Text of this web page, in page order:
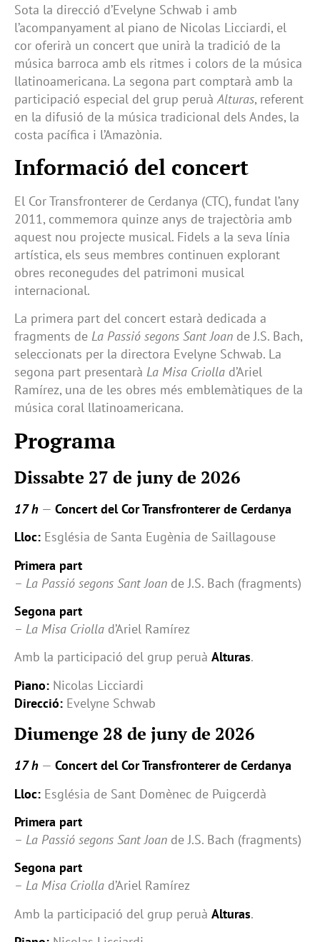
Sota la direcció d’Evelyne Schwab i amb
l’acompanyament al piano de Nicolas Licciardi, el
cor oferirà un concert que unirà la tradició de la
música barroca amb els ritmes i colors de la música
llatinoamericana. La segona part comptarà amb la
participació especial del grup peruàAlturas, referent
en la difusió de la música tradicional dels Andes, la
costa pacífica i l’Amazònia.
Informació del concert
El Cor Transfronterer de Cerdanya (CTC), fundat l’any
2011, commemora quinze anys de trajectòria amb
aquest nou projecte musical. Fidels a la seva línia
artística, els seus membres continuen explorant
obres reconegudes del patrimoni musical
internacional.
La primera part del concert estarà dedicada a
fragments de La Passió segons Sant Joan de J.S. Bach,
seleccionats per la directora Evelyne Schwab. La
segona part presentarà La Misa Criolla d’Ariel
Ramírez, una de les obres més emblemàtiques de la
música coral llatinoamericana.
Programa
Dissabte 27 de juny de 2026
17 h — Concert del Cor Transfronterer de Cerdanya
Lloc: Església de Santa Eugènia de Saillagouse
Primera part
– La Passió segons Sant Joan de J.S. Bach (fragments)
Segona part
– La Misa Criolla d’Ariel Ramírez
Amb la participació del grup peruà Alturas.
Piano: Nicolas Licciardi
Direcció: Evelyne Schwab
Diumenge 28 de juny de 2026
17 h — Concert del Cor Transfronterer de Cerdanya
Lloc: Església de Sant Domènec de Puigcerdà
Primera part
– La Passió segons Sant Joan de J.S. Bach (fragments)
Segona part
– La Misa Criolla d’Ariel Ramírez
Amb la participació del grup peruà Alturas.